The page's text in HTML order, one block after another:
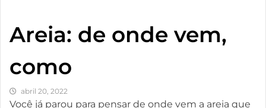
Areia: de onde vem,
como
abril 20, 2022
Você já parou para pensar de onde vem a areia que